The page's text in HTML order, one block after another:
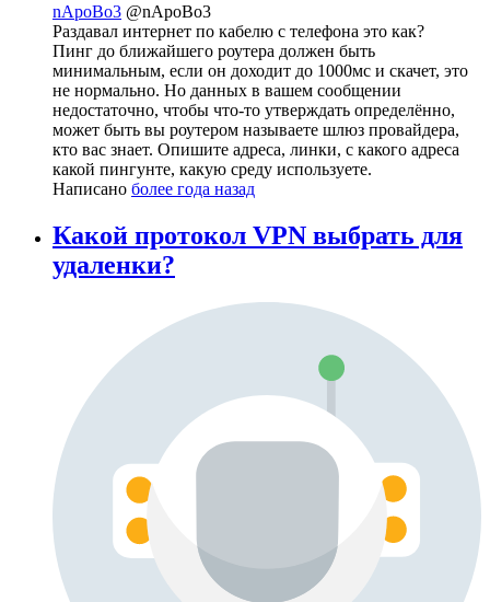
nApoBo3 @nApoBo3
Раздавал интернет по кабелю с телефона это как?
Пинг до ближайшего роутера должен быть
минимальным, если он доходит до 1000мс и скачет, это
не нормально. Но данных в вашем сообщении
недостаточно, чтобы что-то утверждать определённо,
может быть вы роутером называете шлюз провайдера,
кто вас знает. Опишите адреса, линки, с какого адреса
какой пингунте, какую среду используете.
Написано более года назад
Какой протокол VPN выбрать для
удаленки?